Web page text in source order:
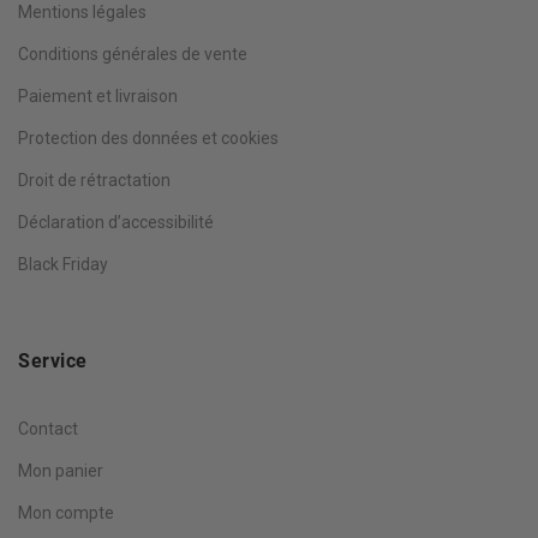
Mentions légales
Conditions générales de vente
Paiement et livraison
Protection des données et cookies
Droit de rétractation
Déclaration d’accessibilité
Black Friday
Service
Contact
Mon panier
Mon compte